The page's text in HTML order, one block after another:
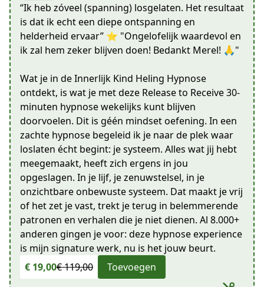
“Ik heb zóveel (spanning) losgelaten. Het resultaat
is dat ik echt een diepe ontspanning en
helderheid ervaar” ⭐ "Ongelofelijk waardevol en
ik zal hem zeker blijven doen! Bedankt Merel! 🙏"
Wat je in de Innerlijk Kind Heling Hypnose
ontdekt, is wat je met deze Release to Receive 30-
minuten hypnose wekelijks kunt blijven
doorvoelen. Dit is géén mindset oefening. In een
zachte hypnose begeleid ik je naar de plek waar
loslaten écht begint: je systeem. Alles wat jij hebt
meegemaakt, heeft zich ergens in jou
opgeslagen. In je lijf, je zenuwstelsel, in je
onzichtbare onbewuste systeem. Dat maakt je vrij
of het zet je vast, trekt je terug in belemmerende
patronen en verhalen die je niet dienen. Al 8.000+
anderen gingen je voor: deze hypnose experience
is mijn signature werk, nu is het jouw beurt.
€ 19,00€ 119,00 Toevoegen